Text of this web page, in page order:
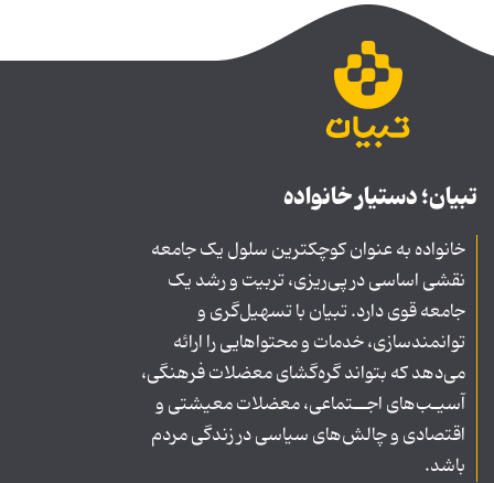
تبیان؛ دستیار خانواده
خانواده به عنوان کوچکترین سلول یک جامعه
نقشی اساسی در پی‌ریزی، تربیت و رشد یک
جامعه قوی دارد. تبیان با تسهیل‌گری و
توانمندسازی، خدمات و محتواهایی را ارائه
می‌دهد که بتواند گره‌گشای معضلات فرهنگی،
آسیـب‌های اجــتماعی، معضلات معیشتی و
اقتصادی و چالش‌های سیاسی در زندگی مردم
باشد.